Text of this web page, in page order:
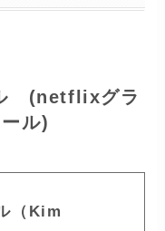
(netflixグラ
ル)
（Kim